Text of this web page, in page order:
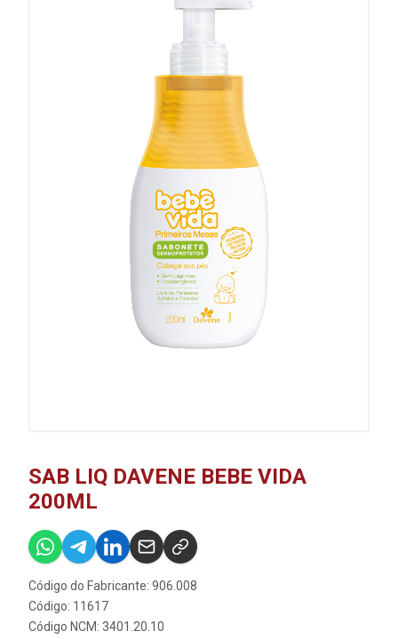
SAB LIQ DAVENE BEBE VIDA
200ML
Código do Fabricante: 906.008
Código: 11617
Código NCM: 3401.20.10